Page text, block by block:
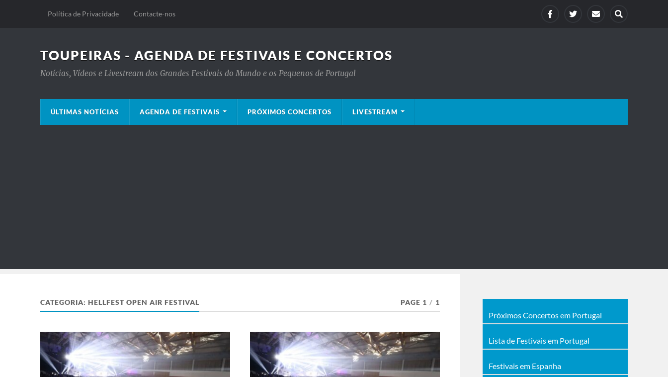
Política de Privacidade Contacte-nos
TOUPEIRAS - AGENDA DE FESTIVAIS E CONCERTOS
Notícias, Vídeos e Livestream dos Grandes Festivais do Mundo e os Pequenos de Portugal
ÚLTIMAS NOTÍCIAS AGENDA DE FESTIVAIS PRÓXIMOS CONCERTOS LIVESTREAM
CATEGORIA: HELLFEST OPEN AIR FESTIVAL PAGE 1 / 1
Próximos Concertos em Portugal
Lista de Festivais em Portugal
Festivais em Espanha